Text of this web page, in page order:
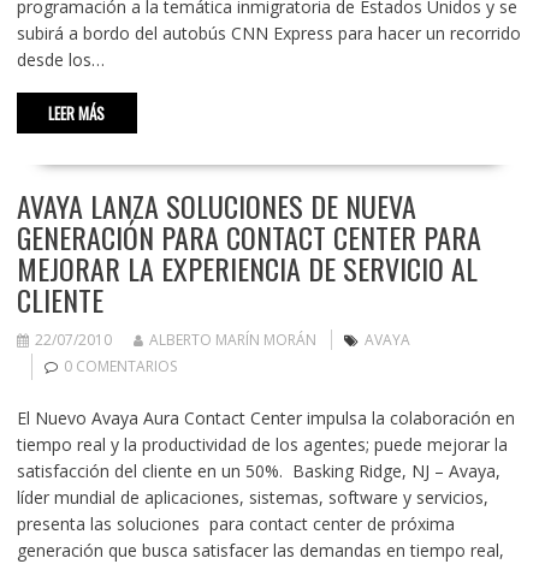
programación a la temática inmigratoria de Estados Unidos y se
subirá a bordo del autobús CNN Express para hacer un recorrido
desde los…
LEER MÁS
AVAYA LANZA SOLUCIONES DE NUEVA
GENERACIÓN PARA CONTACT CENTER PARA
MEJORAR LA EXPERIENCIA DE SERVICIO AL
CLIENTE
22/07/2010 ALBERTO MARÍN MORÁN
AVAYA
0 COMENTARIOS
El Nuevo Avaya Aura Contact Center impulsa la colaboración en
tiempo real y la productividad de los agentes; puede mejorar la
satisfacción del cliente en un 50%. Basking Ridge, NJ – Avaya,
líder mundial de aplicaciones, sistemas, software y servicios,
presenta las soluciones para contact center de próxima
generación que busca satisfacer las demandas en tiempo real,